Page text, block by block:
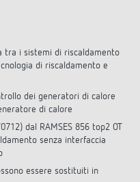
tra i sistemi di riscaldamento
di riscaldamento e
dei generatori di calore
di calore
dal RAMSES 856 top2 OT
senza interfaccia
essere sostituiti in